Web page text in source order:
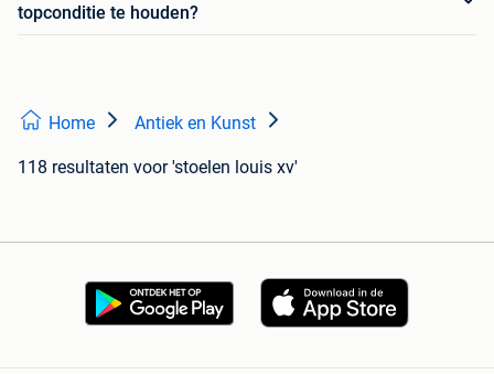
topconditie te houden?
Home Antiek en Kunst
118 resultaten voor 'stoelen louis xv'